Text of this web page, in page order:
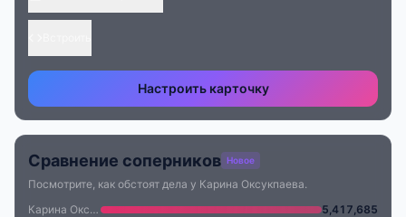
Настроить карточку
Сравнение соперников Новое
Посмотрите, как обстоят дела у Карина Оксукпаева.
Карина Оксукпаева
5,417,685